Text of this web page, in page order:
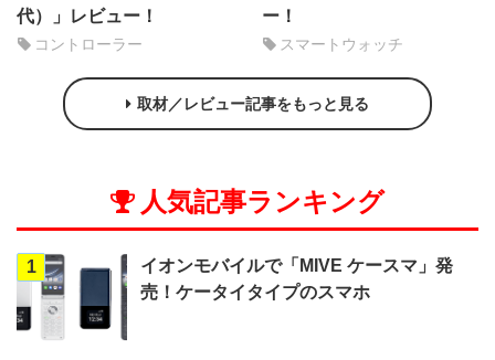
代）」レビュー！
コントローラー
ー！
スマートウォッチ
取材／レビュー記事をもっと見る
人気記事ランキング
1
イオンモバイルで「MIVE ケースマ」発
売！ケータイタイプのスマホ